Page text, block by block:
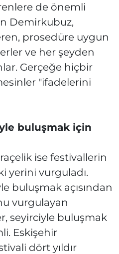
de önemli
Demirkubuz,
prosedüre uygun
ve her şeyden
Gerçeğe hiçbir
"ifadelerini
buluşmak için
ise festivallerin
yerini vurguladı.
buluşmak açısından
vurgulayan
seyirciyle buluşmak
Eskişehir
dört yıldır